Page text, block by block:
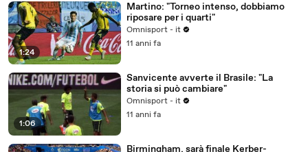
1:24
Martino: "Torneo intenso, dobbiamo
riposare per i quarti"
Omnisport - it
11 anni fa
1:06
Sanvicente avverte il Brasile: "La
storia si può cambiare"
Omnisport - it
11 anni fa
Birmingham, sarà finale Kerber-